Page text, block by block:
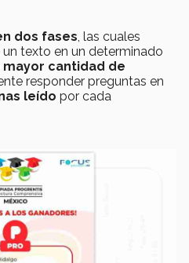
dos fases, las cuales
texto en un determinado
mayor cantidad de
responder preguntas en
leído por cada